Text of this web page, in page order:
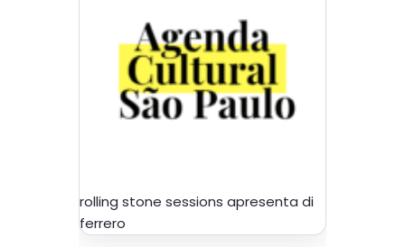
rolling stone sessions apresenta di
ferrero